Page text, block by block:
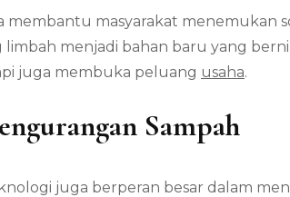
masyarakat menemukan
menjadi bahan baru yang
juga membuka peluang usaha.
Sampah
juga berperan besar dalam